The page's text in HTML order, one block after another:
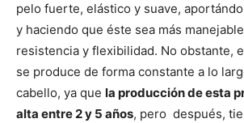
pelo fuerte, elástico y suave,
y haciendo que éste sea más
resistencia y flexibilidad. No obstante,
se produce de forma constante a lo
cabello, ya que la producción de esta
alta entre 2 y 5 años, pero después,